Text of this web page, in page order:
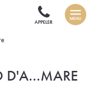
APPELER
D'A...MARE